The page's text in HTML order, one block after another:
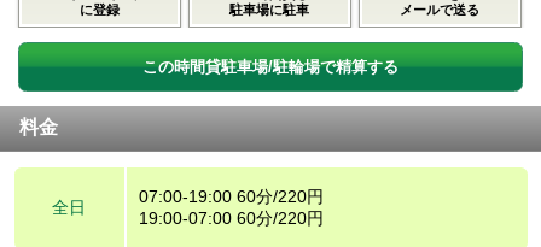
に登録
駐車場に駐車
メールで送る
この時間貸駐車場/駐輪場で精算する
料金
全日
07:00-19:00 60分/220円
19:00-07:00 60分/220円